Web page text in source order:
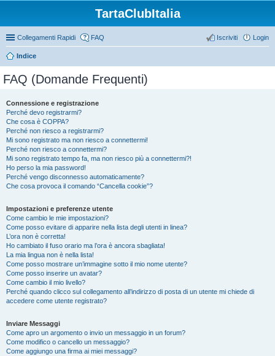
TartaClubItalia
Collegamenti Rapidi FAQ Login
Iscriviti
Indice
FAQ (Domande Frequenti)
Connessione e registrazione
Perché devo registrarmi?
Che cosa è COPPA?
Perché non riesco a registrarmi?
Mi sono registrato ma non riesco a connettermi!
Perché non riesco a connettermi?
Mi sono registrato tempo fa, ma non riesco più a connettermi?!
Ho perso la mia password!
Perché vengo disconnesso automaticamente?
Che cosa provoca il comando “Cancella cookie”?
Impostazioni e preferenze utente
Come cambio le mie impostazioni?
Come posso evitare di apparire nella lista degli utenti in linea?
L’ora non è corretta!
Ho cambiato il fuso orario ma l’ora è ancora sbagliata!
La mia lingua non è nella lista!
Come posso mostrare un’immagine sotto il mio nome utente?
Come posso inserire un avatar?
Come cambio il mio livello?
Perché quando clicco sul collegamento all’indirizzo di posta di un utente mi chiede di
accedere come utente registrato?
Inviare Messaggi
Come apro un argomento o invio un messaggio in un forum?
Come modifico o cancello un messaggio?
Come aggiungo una firma ai miei messaggi?